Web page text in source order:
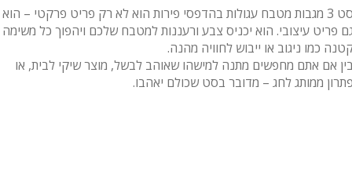
סט 3 מגבות מטבח עגולות בהדפסי פירות הוא לא רק פריט פרקטי – הוא
פריט עיצובי. הוא יכניס צבע ורעננות למטבח שלכם ויהפוך כל משימה
כמו ניגוב או ייבוש לחוויה מהנה.
אם אתם מחפשים מתנה למישהו שאוהב לבשל, מוצר שיקי לבית, או
ממותג לחג – מדובר בסט שכולם יאהבו.